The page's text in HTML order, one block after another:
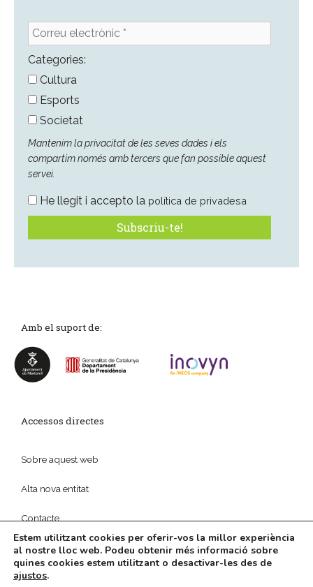
Correu
electrònic
*Categories:
Cultura
Esports
Societat
Mantenim la privacitat de les seves dades i els
compartim només amb tercers que fan possible aquest
servei.
He llegit i accepto la política de privadesa
Amb el suport de:
Accessos directes
Sobre aquest web
Alta nova entitat
Contacte
© 2026
Estem utilitzant cookies per oferir-vos la millor experiència
al nostre lloc web. Podeu obtenir més informació sobre
quines cookies estem utilitzant o desactivar-les des de
ajustos.